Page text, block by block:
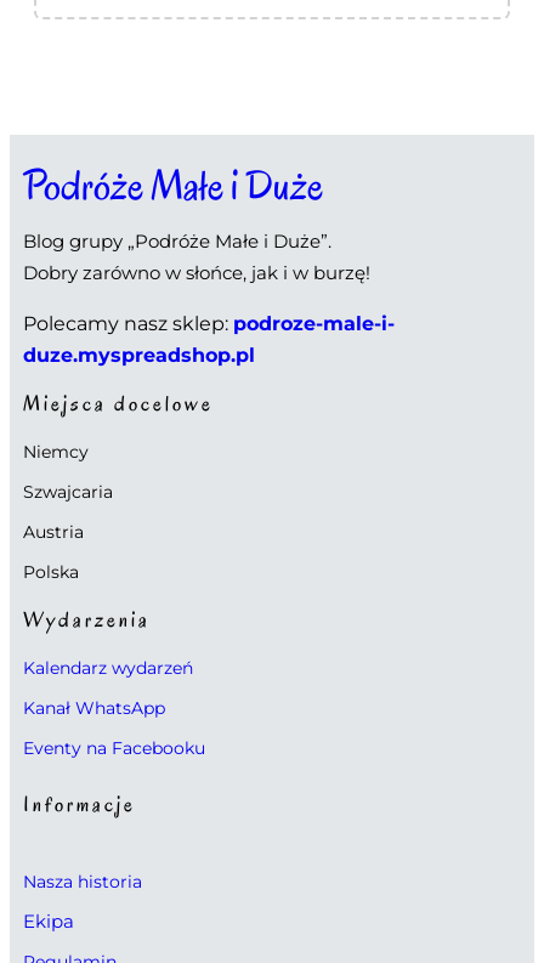
Podróże Małe i Duże
Blog grupy „Podróże Małe i Duże”.
Dobry zarówno w słońce, jak i w burzę!
Polecamy nasz sklep: podroze-male-i-
duze.myspreadshop.pl
Miejsca docelowe
Niemcy
Szwajcaria
Austria
Polska
Wydarzenia
Kalendarz wydarzeń
Kanał WhatsApp
Eventy na Facebooku
Informacje
Nasza historia
Ekipa